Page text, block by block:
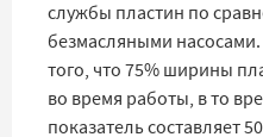
службы пластин по
безмасляными насосами.
того, что 75% ширины
во время работы, в то
показатель составляет